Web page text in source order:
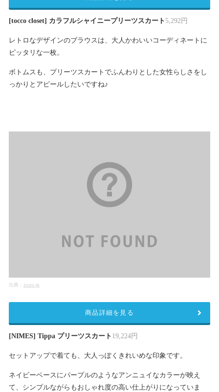
[tocco closet] カラフルシャイニープリーツスカート 5,292円
レトロなデザインのブラウスは、大人かわいいコーディネートに
ピッタリな一枚。
ボトムスも、プリーツスカートでふんわりとした女性らしさをし
っかりとアピールしたいですね♪
出典： zozo.jp
[NIMES] Tippa プリーツスカート 19,224円
セットアップで着ても、大人っぽくきれいめな印象です。
ネイビーベースにパープルのようなアンニュイなカラーが映え
て、シンプルながらもおしゃれ度の高い仕上がりになっていま
商品詳細を見る